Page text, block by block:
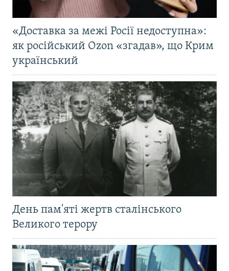
«Доставка за межі Росії недоступна»:
як російський Ozon «згадав», що Крим
український
День пам'яті жертв сталінського
Великого терору